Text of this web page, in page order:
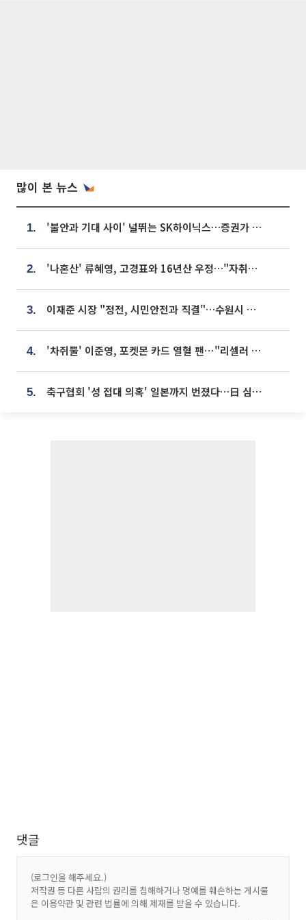
많이 본 뉴스
1. '불안과 기대 사이' 널뛰는 SK하이닉스…증권가 "HBM4·LTA 기반 펀터멘털 견고"
2. '나혼산' 류혜영, 고경표와 16년산 우정…"자취방서 부모님과 마주쳐"
3. 이재준 시장 "정전, 시민안전과 직결"…수원시 비상대응체계 가동
4. '차쥐뿔' 이준영, 포켓몬 카드 열혈 팬⋯"리셀러 처단할 것"
5. 축구협회 '성 접대 의혹' 일본까지 번졌다…日 심판 실명 공개
댓글